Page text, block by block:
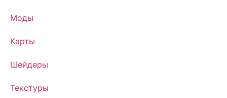
Моды
Карты
Шейдеры
Текстуры